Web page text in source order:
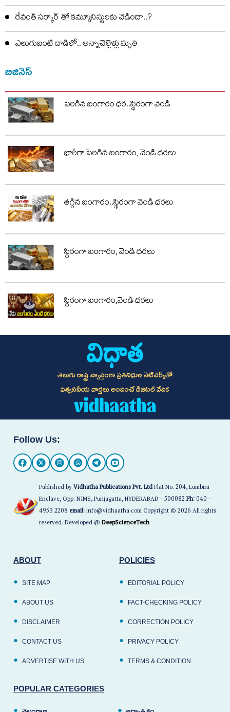
రేవంత్ సర్కార్ తో కమ్యూనిస్టులకు చెడిందా..?
ఎలుగుబంటి దాడిలో.. అన్నాచెల్లెళ్లు మృతి
బిజినెస్
పెరిగిన బంగారం ధర..స్థిరంగా వెండి
భారీగా పెరిగిన బంగారం, వెండి ధరలు
తగ్గిన బంగారం..స్థిరంగా వెండి ధరలు
స్థిరంగా బంగారం, వెండి ధరలు
స్థిరంగా బంగారం,వెండి ధరలు
తెలుగు రాష్ట్ర వ్యాప్తంగా ప్రతినిధుల నెట్‌వర్క్‌తో
విశ్వసనీయ వార్తలు అందించే డిజిటల్ వేదిక
Follow Us:
Published byVidhatha Publications Pvt. LtdFlat No. 204, Lumbini
Enclave, Opp. NIMS, Punjagutta, HYDERABAD - 500082Ph:040 –
4953 2208 email:info@vidhaatha.com Copyright © 2026 All rights
reserved. Developed @DeepScienceTech
ABOUT
SITE MAP
ABOUT US
DISCLAIMER
CONTACT US
ADVERTISE WITH US
POLICIES
EDITORIAL POLICY
FACT-CHECKING POLICY
CORRECTION POLICY
PRIVACY POLICY
TERMS & CONDITION
POPULAR CATEGORIES